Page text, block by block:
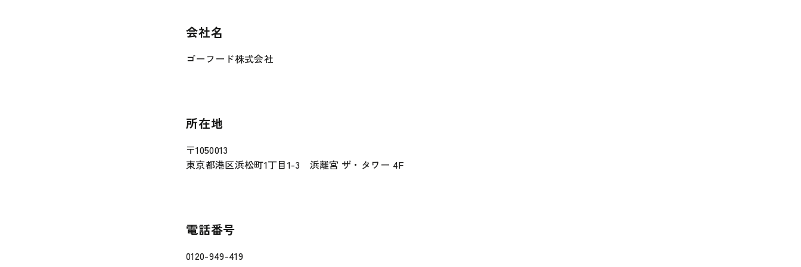
会社名
ゴーフード株式会社
所在地
〒1050013
東京都港区浜松町1丁目1-3 浜離宮 ザ・タワー 4F
電話番号
0120-949-419